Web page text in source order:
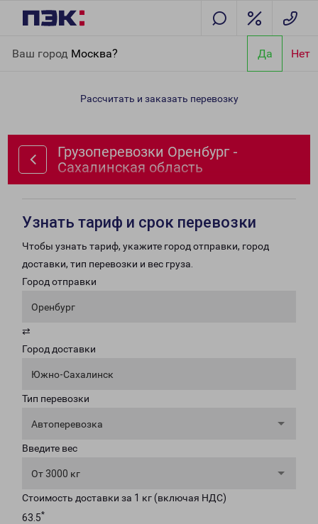
Ваш город Москва? Да Нет
Сахалинская область
Рассчитать и заказать перевозку
Грузоперевозки Оренбург -
Сахалинская область
Узнать тариф и срок перевозки
Чтобы узнать тариф, укажите город отправки, город
доставки, тип перевозки и вес груза.
Город отправки
Оренбург
⇄
Город доставки
Южно-Сахалинск
Тип перевозки
Автоперевозка
Введите вес
От 3000 кг
Стоимость доставки за 1 кг (включая НДС)
63.5*